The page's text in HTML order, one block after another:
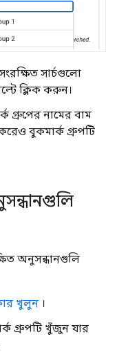
সার্চগুলো
ক্লিক করুন।
গ্রুপের নামের বাম
বুকমার্ক গ্রুপটি
অনুসন্ধানগুলি
খুলুন ।
গ্রুপটি খুঁজুন যার